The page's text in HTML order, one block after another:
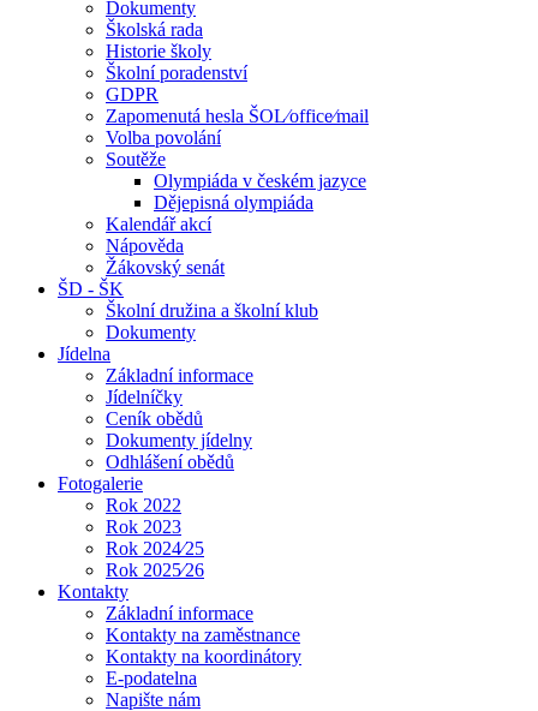
Dokumenty
Školská rada
Historie školy
Školní poradenství
GDPR
Zapomenutá hesla ŠOL⁄office⁄mail
Volba povolání
Soutěže
Olympiáda v českém jazyce
Dějepisná olympiáda
Kalendář akcí
Nápověda
Žákovský senát
ŠD - ŠK
Školní družina a školní klub
Dokumenty
Jídelna
Základní informace
Jídelníčky
Ceník obědů
Dokumenty jídelny
Odhlášení obědů
Fotogalerie
Rok 2022
Rok 2023
Rok 2024⁄25
Rok 2025⁄26
Kontakty
Základní informace
Kontakty na zaměstnance
Kontakty na koordinátory
E-podatelna
Napište nám